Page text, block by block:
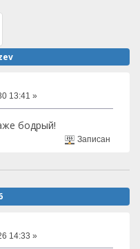
13:41 »
бодрый!
Записан
14:33 »